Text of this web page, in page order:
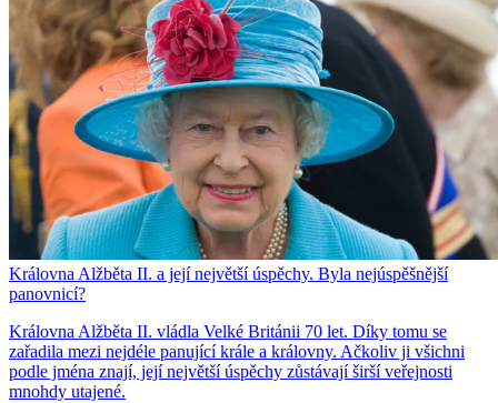
Královna Alžběta II. a její největší úspěchy. Byla nejúspěšnější
panovnicí?
Královna Alžběta II. vládla Velké Británii 70 let. Díky tomu se
zařadila mezi nejdéle panující krále a královny. Ačkoliv ji všichni
podle jména znají, její největší úspěchy zůstávají širší veřejnosti
mnohdy utajené.